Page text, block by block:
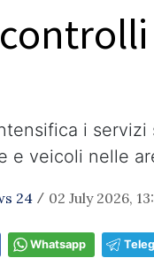
i
e veicoli nelle
24 / 02 July 2026,
Whatsapp